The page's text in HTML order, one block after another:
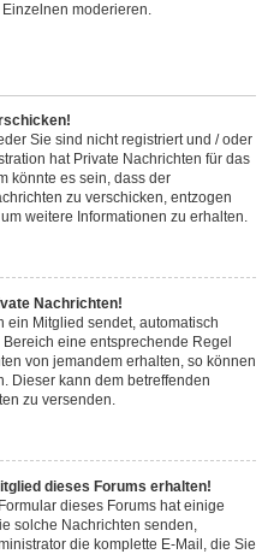
moderieren.
Sie sind nicht registriert und / oder
hat Private Nachrichten für das
könnte es sein, dass der
zu verschicken, entzogen
weitere Informationen zu erhalten.
Nachrichten!
ein Mitglied sendet, automatisch
eine entsprechende Regel
von jemandem erhalten, so können
Dieser kann dem betreffenden
zu versenden.
dieses Forums erhalten!
dieses Forums hat einige
solche Nachrichten senden,
die komplette E-Mail, die Sie